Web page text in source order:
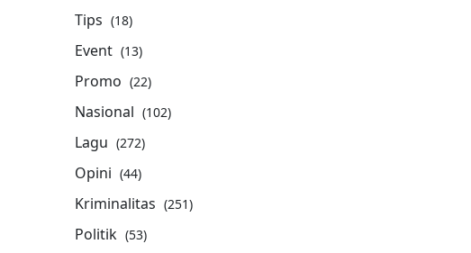
Tips (18)
Event (13)
Promo (22)
Nasional (102)
Lagu (272)
Opini (44)
Kriminalitas (251)
Politik (53)